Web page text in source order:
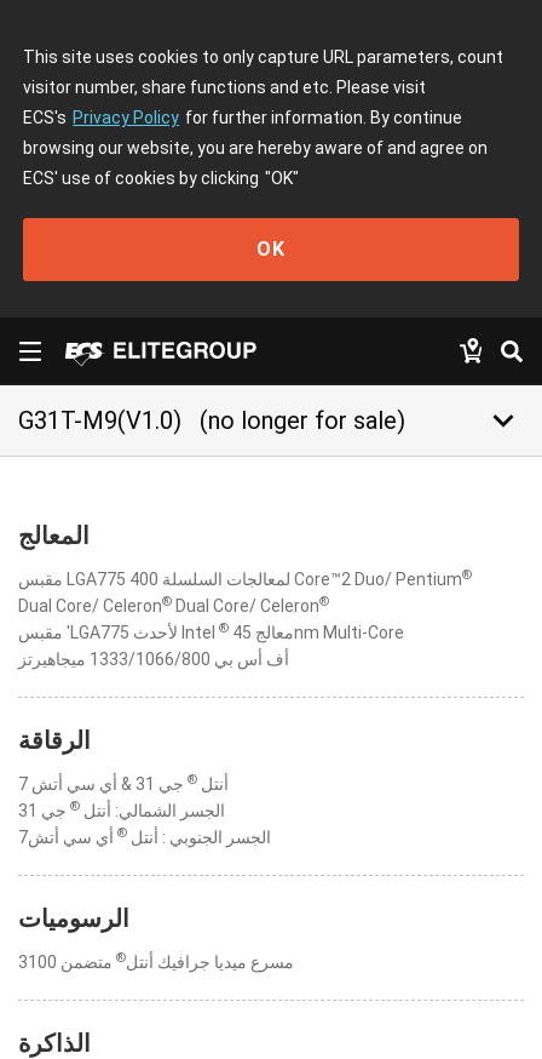
This site uses cookies to only capture URL parameters, count
visitor number, share functions and etc. Please visit
ECS's Privacy Policy for further information. By continue
browsing our website, you are hereby aware of and agree on
ECS' use of cookies by clicking "OK"
OK
G31T-M9(V1.0) (no longer for sale) keyboard_arrow_down
المعالج
مقبس LGA775 لمعالجات السلسلة 400 Core™2 Duo/ Pentium®
Dual Core/ Celeron® Dual Core/ Celeron®
مقبس 'LGA775 لأحدث Intel ®
معالج 45nm Multi-Core
أف أس بي 1333/1066/800 ميجاهيرتز
الرقاقة
أنتل ® جي 31 & أي سي أتش 7
الجسر الشمالي: أنتل ® جي 31
الجسر الجنوبي : أنتل ® أي سي أتش7
الرسوميات
مسرع ميديا جرافيك أنتل® متضمن 3100
الذاكرة